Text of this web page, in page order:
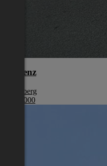
Bregenz
Vorarlberg
€ 255 000